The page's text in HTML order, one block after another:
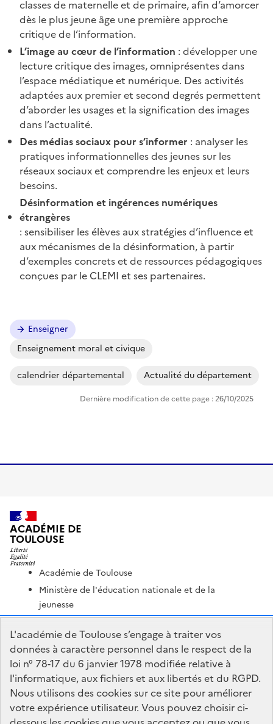
classes de maternelle et de primaire, afin d’amorcer
dès le plus jeune âge une première approche
critique de l’information.
L’image au cœur de l’information : développer une
lecture critique des images, omniprésentes dans
l’espace médiatique et numérique. Des activités
adaptées aux premier et second degrés permettent
d’aborder les usages et la signification des images
dans l’actualité.
Des médias sociaux pour s’informer : analyser les
pratiques informationnelles des jeunes sur les
réseaux sociaux et comprendre les enjeux et leurs
besoins.
Désinformation et ingérences numériques
étrangères
: sensibiliser les élèves aux stratégies d’influence et
aux mécanismes de la désinformation, à partir
d’exemples concrets et de ressources pédagogiques
conçues par le CLEMI et ses partenaires.
Enseigner
Enseignement moral et civique
calendrier départemental Actualité du département
Dernière modification de cette page : 26/10/2025
ACADÉMIE DE
TOULOUSE
Académie de Toulouse
Ministère de l'éducation nationale et de la
jeunesse
Ministère de l'enseignement supérieur et de la
recherche
Portail Pédagogique Académique
Nous contacter
DSDEN du Lot
L'académie de Toulouse s’engage à traiter vos
données à caractère personnel dans le respect de la
loi n° 78-17 du 6 janvier 1978 modifiée relative à
l'informatique, aux fichiers et aux libertés et du RGPD.
Nous utilisons des cookies sur ce site pour améliorer
votre expérience utilisateur. Vous pouvez choisir ci-